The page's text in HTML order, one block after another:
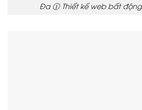
Đa 🕧 Thiết kế web bất